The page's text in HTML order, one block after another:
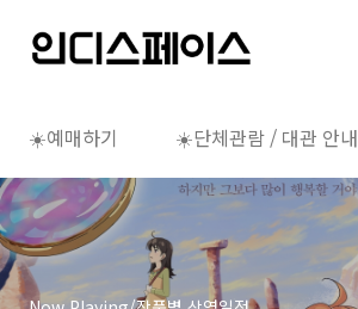
☀️예매하기 ☀️단체관람 / 대관 안내